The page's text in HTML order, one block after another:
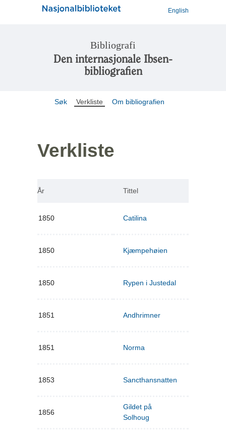
English
Bibliografi
Den internasjonale Ibsen-
bibliografien
Søk Verkliste Om bibliografien
Verkliste
År Tittel
1850 Catilina
1850 Kjæmpehøien
1850 Rypen i Justedal
1851 Andhrimner
1851 Norma
1853 Sancthansnatten
1856
Gildet på
Solhoug